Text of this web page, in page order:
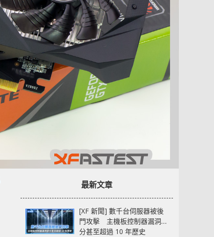
最新文章
[XF 新聞] 數千台伺服器被後
門攻擊 主機板控制器漏洞部
分甚至超過 10 年歷史